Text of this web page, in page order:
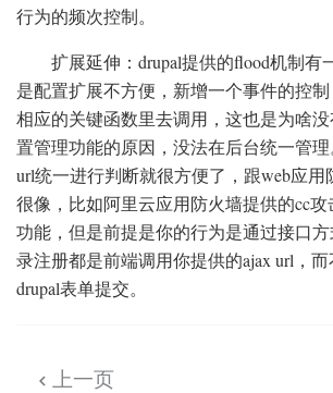
行为的频次控制。
扩展延伸：drupal提供的flood机制有
是配置扩展不方便，新增一个事件的控
相应的关键函数里去调用，这也是为啥
置管理功能的原因，没法在后台统一管
url统一进行判断就很方便了，跟web应用
很像，比如阿里云应用防火墙提供的cc攻
功能，但是前提是你的行为是通过接口
录注册都是前端调用你提供的ajax url，
drupal表单提交。
 上一页